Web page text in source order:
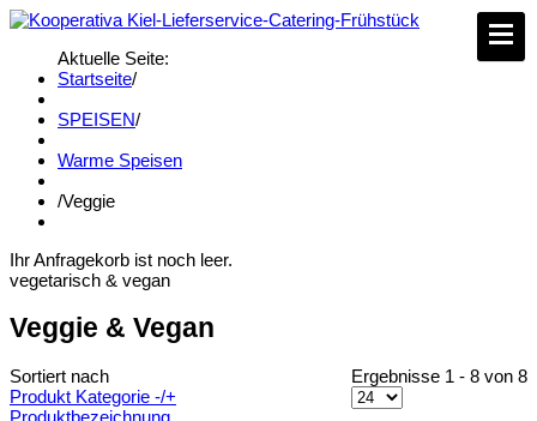
Aktuelle Seite:
Startseite/
SPEISEN/
Warme Speisen
/Veggie
Ihr Anfragekorb ist noch leer.
vegetarisch & vegan
Veggie & Vegan
Sortiert nach
Produkt Kategorie -/+
Ergebnisse 1 - 8 von 8